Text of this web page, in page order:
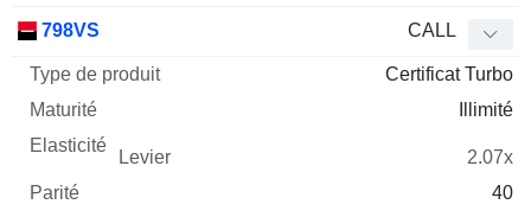
798VS CALL
Certificat Turbo
Illimité
2.07x
40